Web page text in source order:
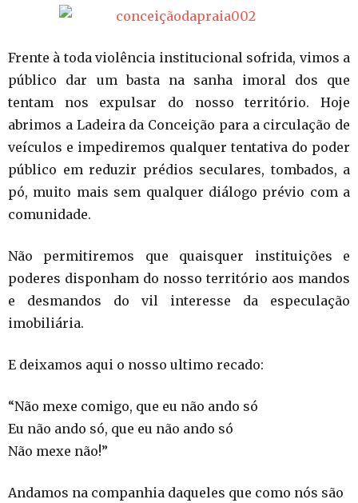
Frente à toda violência institucional sofrida, vimos a
público dar um basta na sanha imoral dos que
tentam nos expulsar do nosso território. Hoje
abrimos a Ladeira da Conceição para a circulação de
veículos e impediremos qualquer tentativa do poder
público em reduzir prédios seculares, tombados, a
pó, muito mais sem qualquer diálogo prévio com a
comunidade.
Não permitiremos que quaisquer instituições e
poderes disponham do nosso território aos mandos
e desmandos do vil interesse da especulação
imobiliária.
E deixamos aqui o nosso ultimo recado:
“Não mexe comigo, que eu não ando só
Eu não ando só, que eu não ando só
Não mexe não!”
Andamos na companhia daqueles que como nós são